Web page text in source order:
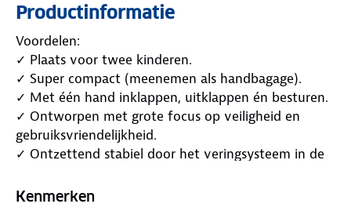
Productinformatie
Voordelen:
✓ Plaats voor twee kinderen.
✓ Super compact (meenemen als handbagage).
✓ Met één hand inklappen, uitklappen én besturen.
✓ Ontworpen met grote focus op veiligheid en
gebruiksvriendelijkheid.
✓ Ontzettend stabiel door het veringsysteem in de
✓ Beschikt over een gebruiksvriendelijke en veilige
Kenmerken